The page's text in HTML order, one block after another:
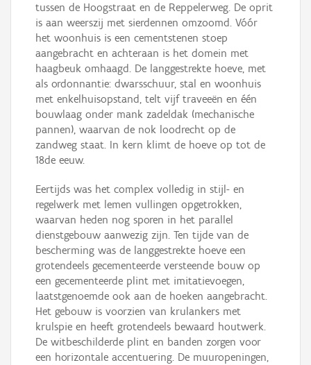
tussen de Hoogstraat en de Reppelerweg. De oprit
is aan weerszij met sierdennen omzoomd. Vóór
het woonhuis is een cementstenen stoep
aangebracht en achteraan is het domein met
haagbeuk omhaagd. De langgestrekte hoeve, met
als ordonnantie: dwarsschuur, stal en woonhuis
met enkelhuisopstand, telt vijf traveeën en één
bouwlaag onder mank zadeldak (mechanische
pannen), waarvan de nok loodrecht op de
zandweg staat. In kern klimt de hoeve op tot de
18de eeuw.
Eertijds was het complex volledig in stijl- en
regelwerk met lemen vullingen opgetrokken,
waarvan heden nog sporen in het parallel
dienstgebouw aanwezig zijn. Ten tijde van de
bescherming was de langgestrekte hoeve een
grotendeels gecementeerde versteende bouw op
een gecementeerde plint met imitatievoegen,
laatstgenoemde ook aan de hoeken aangebracht.
Het gebouw is voorzien van krulankers met
krulspie en heeft grotendeels bewaard houtwerk.
De witbeschilderde plint en banden zorgen voor
een horizontale accentuering. De muuropeningen,